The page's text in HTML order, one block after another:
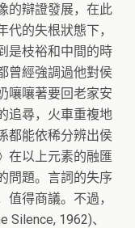
的辯證發展，在此
的失根狀態下，
是枝裕和中間的時
曾經強調過他對侯
嚷嚷著要回老家安
追尋，火車重複地
都能依稀分辨出侯
在以上元素的融匯
問題。言詞的失序
得商議。不過，
Silence, 1962)、